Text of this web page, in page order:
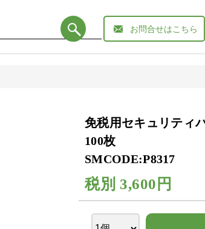
お問合せはこちら
免税用セキュリティ
100枚
SMCODE:P8317
税別 3,600円